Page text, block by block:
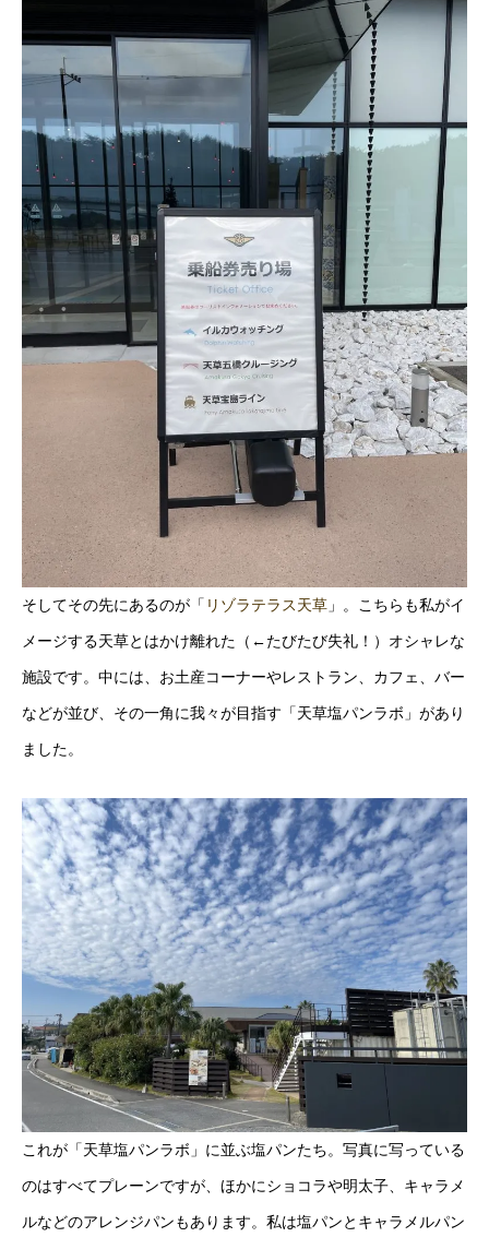
そしてその先にあるのが「 リゾラテラス天草 」。こちらも私がイ
メージする天草とはかけ離れた（←たびたび失礼！）オシャレな
施設です。中には、お土産コーナーやレストラン、カフェ、バー
などが並び、その一角に我々が目指す「天草塩パンラボ」があり
ました。
これが「天草塩パンラボ」に並ぶ塩パンたち。写真に写っている
のはすべてプレーンですが、ほかにショコラや明太子、キャラメ
ルなどのアレンジパンもあります。私は塩パンとキャラメルパン